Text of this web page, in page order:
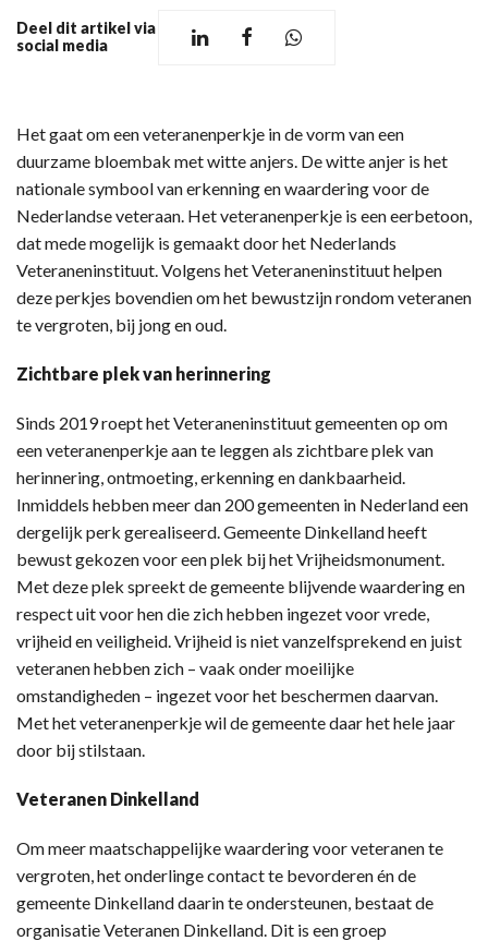
Deel dit artikel via
social media
Het gaat om een veteranenperkje in de vorm van een
duurzame bloembak met witte anjers. De witte anjer is het
nationale symbool van erkenning en waardering voor de
Nederlandse veteraan. Het veteranenperkje is een eerbetoon,
dat mede mogelijk is gemaakt door het Nederlands
Veteraneninstituut. Volgens het Veteraneninstituut helpen
deze perkjes bovendien om het bewustzijn rondom veteranen
te vergroten, bij jong en oud.
Zichtbare plek van herinnering
Sinds 2019 roept het Veteraneninstituut gemeenten op om
een veteranenperkje aan te leggen als zichtbare plek van
herinnering, ontmoeting, erkenning en dankbaarheid.
Inmiddels hebben meer dan 200 gemeenten in Nederland een
dergelijk perk gerealiseerd. Gemeente Dinkelland heeft
bewust gekozen voor een plek bij het Vrijheidsmonument.
Met deze plek spreekt de gemeente blijvende waardering en
respect uit voor hen die zich hebben ingezet voor vrede,
vrijheid en veiligheid. Vrijheid is niet vanzelfsprekend en juist
veteranen hebben zich – vaak onder moeilijke
omstandigheden – ingezet voor het beschermen daarvan.
Met het veteranenperkje wil de gemeente daar het hele jaar
door bij stilstaan.
Veteranen Dinkelland
Om meer maatschappelijke waardering voor veteranen te
vergroten, het onderlinge contact te bevorderen én de
gemeente Dinkelland daarin te ondersteunen, bestaat de
organisatie Veteranen Dinkelland. Dit is een groep